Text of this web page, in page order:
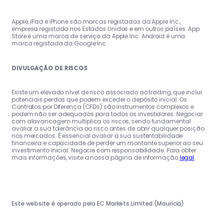
Apple, iPad e iPhone são marcas registadas da Apple Inc.,
empresa registada nos Estados Unidos e em outros países. App
Store é uma marca de serviço da Apple Inc. Android é uma
marca registada da Google Inc.
DIVULGAÇÃO DE RISCOS
Existe um elevado nível de risco associado ao trading, que inclui
potenciais perdas que podem exceder o depósito inicial. Os
Contratos por Diferença (CFDs) são instrumentos complexos e
podem não ser adequados para todos os investidores. Negociar
com alavancagem multiplica os riscos, sendo fundamental
avaliar a sua tolerância ao risco antes de abrir qualquer posição
nos mercados. É essencial avaliar a sua sustentabilidade
financeira e capacidade de perder um montante superior ao seu
investimento inicial. Negocie com responsabilidade. Para obter
mais informações, visite a nossa página de informaçãolegal.
Este website é operado pela EC Markets Limited (Maurícia)